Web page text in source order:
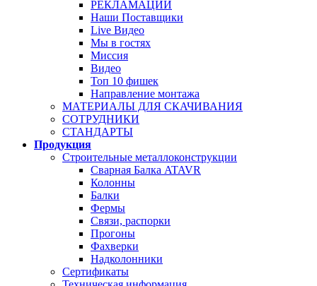
РЕКЛАМАЦИИ
Наши Поставщики
Live Видео
Мы в гостях
Миссия
Видео
Топ 10 фишек
Направление монтажа
МАТЕРИАЛЫ ДЛЯ СКАЧИВАНИЯ
СОТРУДНИКИ
СТАНДАРТЫ
Продукция
Строительные металлоконструкции
Сварная Балка ATAVR
Колонны
Балки
Фермы
Связи, распорки
Прогоны
Фахверки
Надколонники
Сертификаты